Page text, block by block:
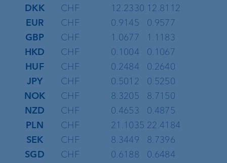
DKK
CHF 12.2330 12.8112
EUR
CHF 0.9145
0.9577
GBP
CHF 1.0677
1.1183
HKD
CHF 0.1004
0.1067
HUF
CHF 0.2484
0.2640
JPY
CHF 0.5012
0.5250
NOK
CHF 8.3205
8.7150
NZD
CHF 0.4653
0.4875
PLN
CHF 21.1035 22.4184
SEK
CHF 8.3449
8.7396
SGD
CHF 0.6188
0.6484